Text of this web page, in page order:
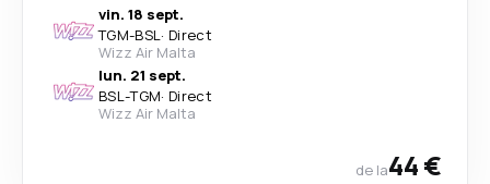
vin. 18 sept.
TGM-BSL· Direct
Wizz Air Malta
lun. 21 sept.
BSL-TGM· Direct
Wizz Air Malta
de la44 €